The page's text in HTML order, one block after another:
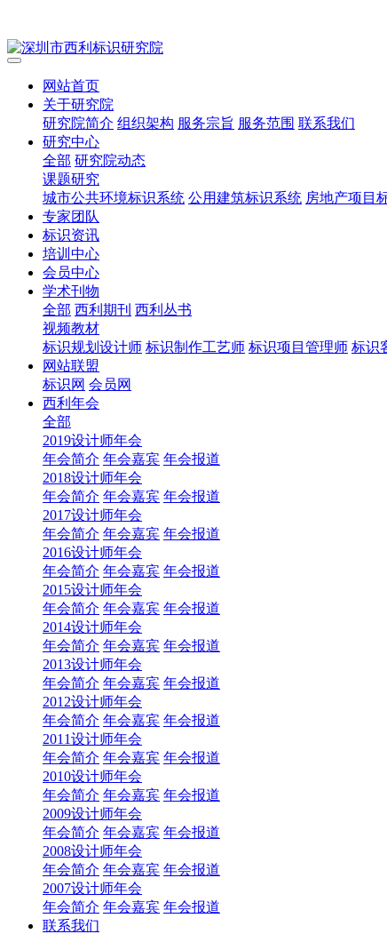
网站首页
关于研究院
研究院简介 组织架构 服务宗旨 服务范围 联系我们
研究中心
全部 研究院动态
课题研究
城市公共环境标识系统 公用建筑标识系统 房地产项目
专家团队
标识资讯
培训中心
会员中心
学术刊物
全部 西利期刊 西利丛书
视频教材
标识规划设计师 标识制作工艺师 标识项目管理师 标识
网站联盟
标识网 会员网
西利年会
全部
2019设计师年会
年会简介 年会嘉宾 年会报道
2018设计师年会
年会简介 年会嘉宾 年会报道
2017设计师年会
年会简介 年会嘉宾 年会报道
2016设计师年会
年会简介 年会嘉宾 年会报道
2015设计师年会
年会简介 年会嘉宾 年会报道
2014设计师年会
年会简介 年会嘉宾 年会报道
2013设计师年会
年会简介 年会嘉宾 年会报道
2012设计师年会
年会简介 年会嘉宾 年会报道
2011设计师年会
年会简介 年会嘉宾 年会报道
2010设计师年会
年会简介 年会嘉宾 年会报道
2009设计师年会
年会简介 年会嘉宾 年会报道
2008设计师年会
年会简介 年会嘉宾 年会报道
2007设计师年会
年会简介 年会嘉宾 年会报道
联系我们